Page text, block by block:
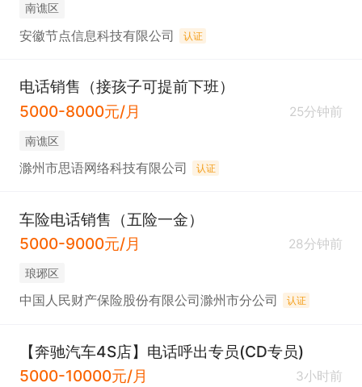
南谯区
安徽节点信息科技有限公司 认证
电话销售（接孩子可提前下班）
5000-8000元/月
25分钟前
南谯区
滁州市思语网络科技有限公司 认证
车险电话销售（五险一金）
5000-9000元/月
28分钟前
琅琊区
中国人民财产保险股份有限公司滁州市分公司 认证
【奔驰汽车4S店】电话呼出专员(CD专员)
5000-10000元/月
3小时前